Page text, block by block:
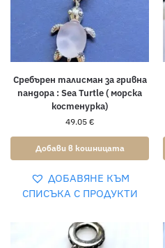
Сребърен талисман за гривна
пандора : Sea Turtle ( морска
костенурка)
49.05 €
Добави в кошницата
ДОБАВЯНЕ КЪМ
СПИСЪКА С ПРОДУКТИ